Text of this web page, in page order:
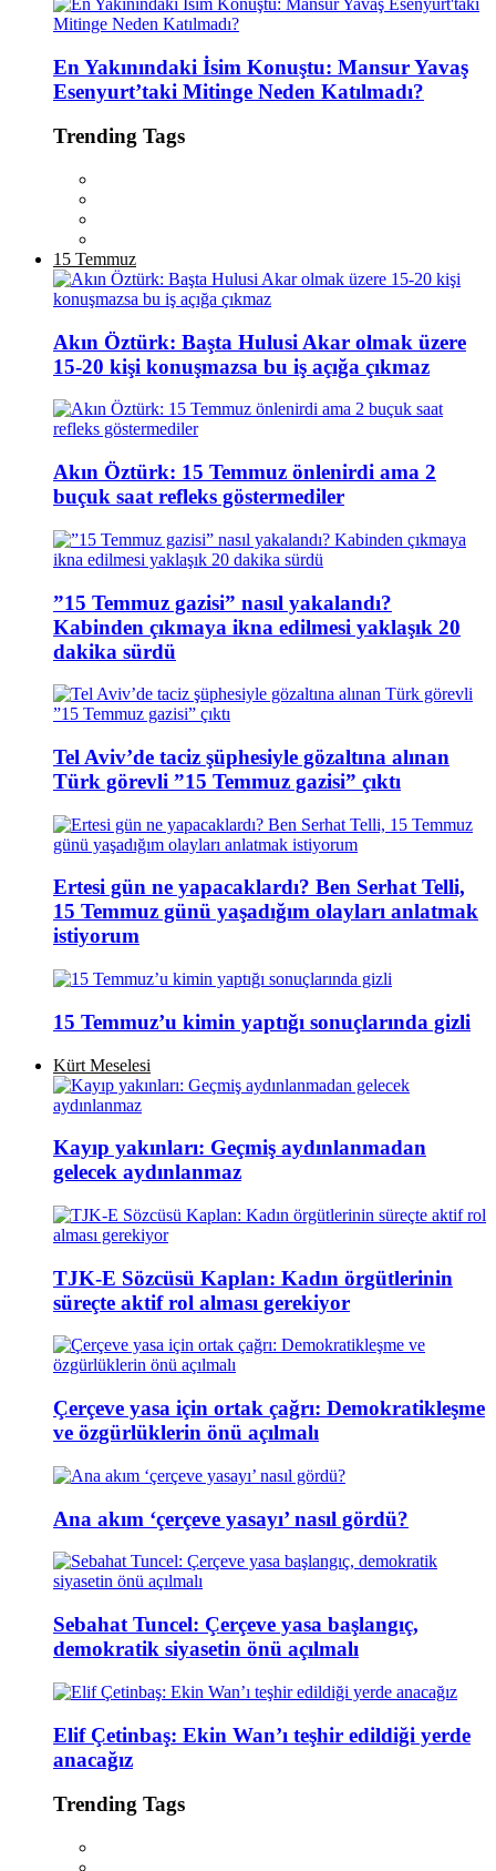
En Yakınındaki İsim Konuştu: Mansur Yavaş
Esenyurt’taki Mitinge Neden Katılmadı?
Trending Tags
15 Temmuz
Akın Öztürk: Başta Hulusi Akar olmak üzere
15-20 kişi konuşmazsa bu iş açığa çıkmaz
Akın Öztürk: 15 Temmuz önlenirdi ama 2
buçuk saat refleks göstermediler
”15 Temmuz gazisi” nasıl yakalandı?
Kabinden çıkmaya ikna edilmesi yaklaşık 20
dakika sürdü
Tel Aviv’de taciz şüphesiyle gözaltına alınan
Türk görevli ”15 Temmuz gazisi” çıktı
Ertesi gün ne yapacaklardı? Ben Serhat Telli,
15 Temmuz günü yaşadığım olayları anlatmak
istiyorum
15 Temmuz’u kimin yaptığı sonuçlarında gizli
Kürt Meselesi
Kayıp yakınları: Geçmiş aydınlanmadan
gelecek aydınlanmaz
TJK-E Sözcüsü Kaplan: Kadın örgütlerinin
süreçte aktif rol alması gerekiyor
Çerçeve yasa için ortak çağrı: Demokratikleşme
ve özgürlüklerin önü açılmalı
Ana akım ‘çerçeve yasayı’ nasıl gördü?
Sebahat Tuncel: Çerçeve yasa başlangıç,
demokratik siyasetin önü açılmalı
Elif Çetinbaş: Ekin Wan’ı teşhir edildiği yerde
anacağız
Trending Tags